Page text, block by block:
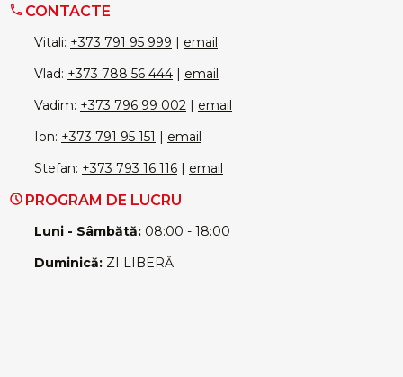
CONTACTE
Vitali: +373 791 95 999 | email
Vlad: +373 788 56 444 | email
Vadim: +373 796 99 002 | email
Ion: +373 791 95 151 | email
Stefan: +373 793 16 116 | email
PROGRAM DE LUCRU
Luni - Sâmbătă: 08:00 - 18:00
Duminică: ZI LIBERĂ